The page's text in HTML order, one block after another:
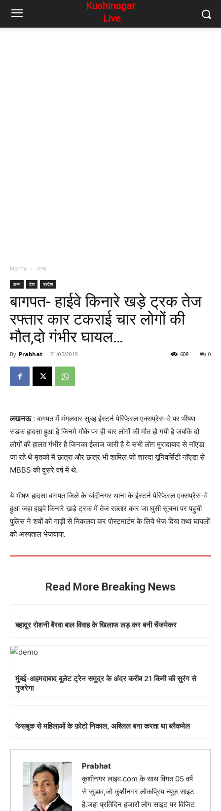
Home अन्य
अन्य देश प्रदेश
बागपत- हाईवे किनारे खड़े ट्रक तेज
रफ्तार कार टकराई चार लोगों की
मौत,दो गंभीर घायल…
By Prabhat - 21/05/2019 0
608
लखनऊ: बागपत में मंगलवार सुबह ईस्टर्न पेरिफेरल एक्सप्रेस-वे पर भीषण
सडक हादसा हुआ है जिनमे मौके पर ही चार लोगों की मौत हो गयी है जबकि दो
लोगों की हालत गंभीर है जिनका ईलाज जारी है ये सभी लोग मुरादाबाद से नॉएडा
जा रहे थे मृतको में छात्रा और छात्र भी शामिल जो शारदा यूनिवर्सिटी नॉएडा से
MBBS की दुसरे वर्ष में थे.
ये भीषण हादसा बागपत जिले के चांदीनगर थाना के ईस्टर्न पेरिफेरल एक्सप्रेस-वे
हुआ जहा हाइवे किनारे खड़े ट्रक में तेज रफ़्तार कार जा घुसी सूचना पर पहुची
पुलिस ने शवों को गाड़ी से निकलवा कर पोस्टमार्टम के लिये भेज दिया तथा घायलों
को अस्पताल भेजवाया.
Read More Breaking News
बहादुर रोशनी बैरवा बाल विवाह के खिलाफ लड़ कर बनी चेंजमेकर
मुंबई-अहमदाबाद बुलेट ट्रेन समुद्र के अंदर करीब 21 किमी की सुरंग से
गुजरेगा
फेसबुक से महिलाओं के फ़ोटो निकाल, अश्लिल बना करता था ब्लैकमेल
Prabhat
कुशीनगर लाइव.com के साथ विगत 05 वर्ष
से जुडाव,जो कुशीनगर लोकप्रिय न्यूज़ साइट
है.जहा प्रतिदिन हजारों लोग साइट पर विजिट